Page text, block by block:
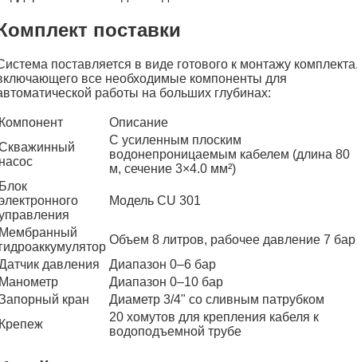
поставки
поставляется в виде готового к монтажу
все необходимые компоненты для
работы на больших глубинах:
Описание
С усиленным плоским
водонепроницаемым кабелем (длина 80
м, сечение 3×4.0 мм²)
Модель CU 301
Объем 8 литров, рабочее давление 7 бар
давления
Диапазон 0–6 бар
Диапазон 0–10 бар
кран
Диаметр 3/4" со сливным патрубком
20 хомутов для крепления кабеля к
водоподъемной трубе